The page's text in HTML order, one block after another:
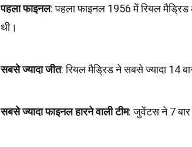
पहला फाइनल: पहला फाइनल 1956 में रियल
थी।
सबसे ज्यादा जीत: रियल मैड्रिड ने सबसे ज्यादा 14
सबसे ज्यादा फाइनल हारने वाली टीम: जुवेंटस ने 7 बार